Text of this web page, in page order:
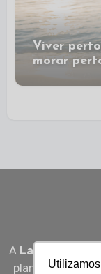
Viver
morar
A Laredo
planejados em